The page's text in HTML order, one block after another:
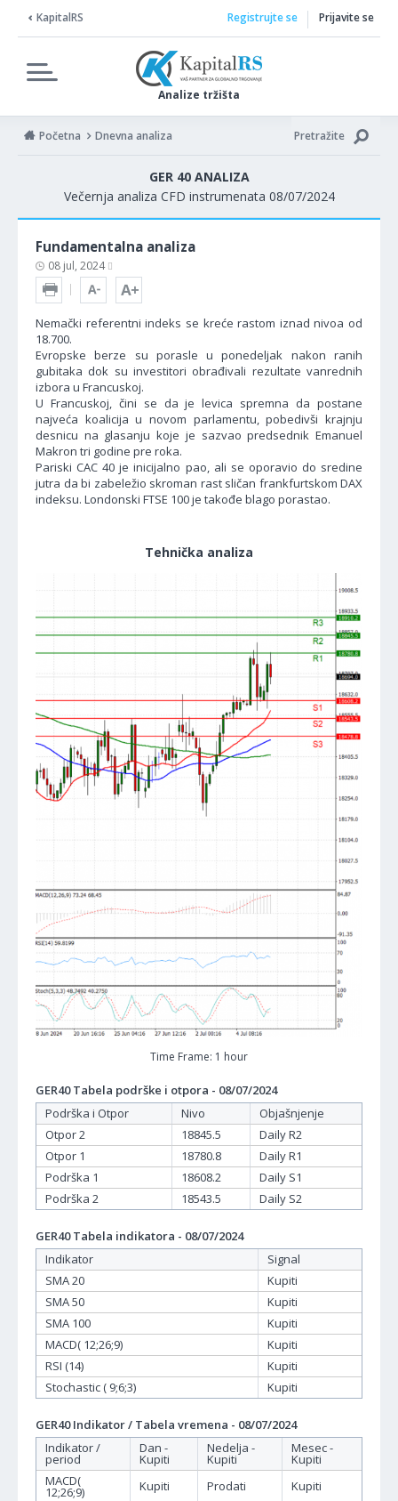
KapitalRS
Analize tržišta
Registrujte se Prijavite se
Početna Dnevna analiza Pretražite
GER 40 ANALIZA
Večernja analiza CFD instrumenata 08/07/2024
Fundamentalna analiza
08 jul, 2024
Nemački referentni indeks se kreće rastom iznad nivoa od
18.700.
Evropske berze su porasle u ponedeljak nakon ranih
gubitaka dok su investitori obrađivali rezultate vanrednih
izbora u Francuskoj.
U Francuskoj, čini se da je levica spremna da postane
najveća koalicija u novom parlamentu, pobedivši krajnju
desnicu na glasanju koje je sazvao predsednik Emanuel
Makron tri godine pre roka.
Pariski CAC 40 je inicijalno pao, ali se oporavio do sredine
jutra da bi zabeležio skroman rast sličan frankfurtskom DAX
indeksu. Londonski FTSE 100 je takođe blago porastao.
Tehnička analiza
Time Frame: 1 hour
GER40 Tabela podrške i otpora - 08/07/2024
Podrška i Otpor
Nivo
Objašnjenje
Otpor 2
18845.5
Daily R2
Otpor 1
18780.8
Daily R1
Podrška 1
18608.2
Daily S1
Podrška 2
18543.5 Daily S2
GER40 Tabela indikatora - 08/07/2024
Indikator
Signal
SMA 20
Kupiti
SMA 50
Kupiti
SMA 100
Kupiti
MACD( 12;26;9)
Kupiti
RSI (14)
Kupiti
Stochastic ( 9;6;3)
Kupiti
GER40 Indikator / Tabela vremena - 08/07/2024
Indikator /
period
Dan -
Kupiti
Nedelja -
Kupiti
Mesec -
Kupiti
MACD(
12;26;9) Kupiti Prodati
Kupiti